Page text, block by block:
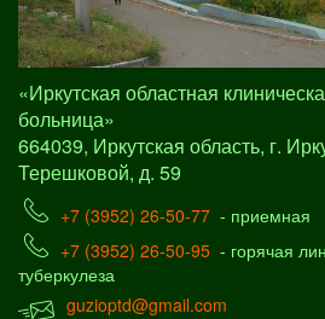
«Иркутская областная
больница»
664039, Иркутская область, г.
Терешковой, д. 59
+7 (3952) 26-50-77 - приемная
+7 (3952) 26-50-95 - горячая
туберкулеза
guzioptd@gmail.com